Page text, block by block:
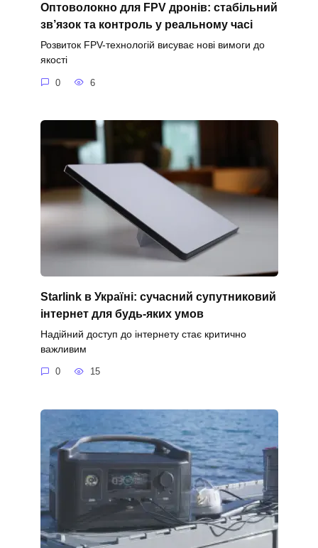
Оптоволокно для FPV дронів: стабільний
зв’язок та контроль у реальному часі
Розвиток FPV-технологій висуває нові вимоги до
якості
0 6
Starlink в Україні: сучасний супутниковий
інтернет для будь-яких умов
Надійний доступ до інтернету стає критично
важливим
0 15